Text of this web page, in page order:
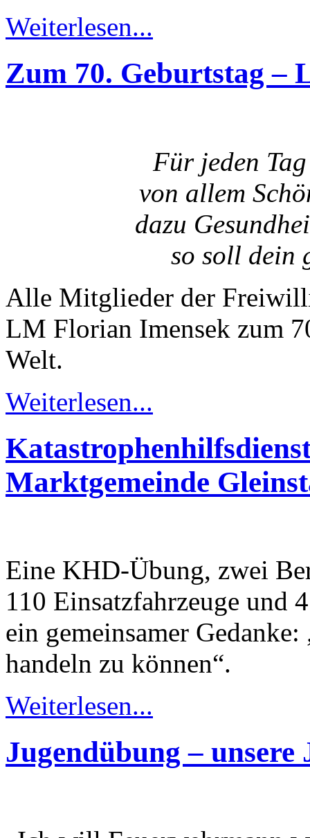
Weiterlesen...
Zum 70. Geburtstag –
Für jeden
von allem
dazu
so soll dein
Alle Mitglieder der
LM Florian Imensek zum
Welt.
Weiterlesen...
Marktgemeinde
Eine KHD-Übung, zwei
110 Einsatzfahrzeuge und
ein gemeinsamer
handeln zu können“.
Weiterlesen...
Jugendübung – unsere